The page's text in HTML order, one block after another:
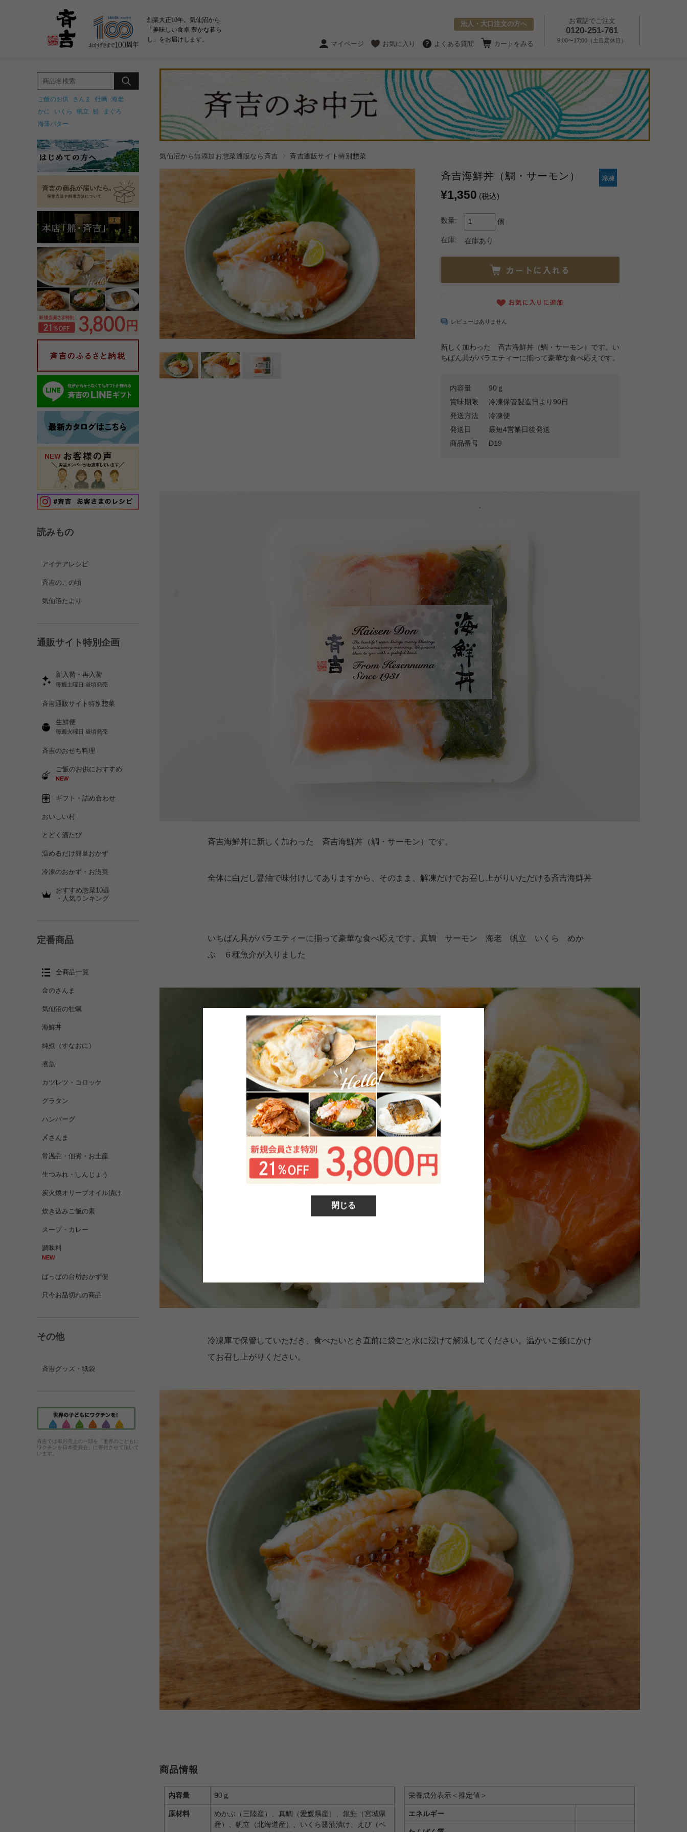
閉じる
創業大正10年。気仙沼から
「美味しい食卓 豊かな暮ら
し」をお届けします。
お電話でご注文
0120-251-761
9:00〜17:00（土日定休日）
法人・大口注文の方へ
マイページ お気に入り よくある質問 カートをみる
気仙沼から無添加お惣菜通販なら斉吉 斉吉通販サイト特別惣菜
斉吉海鮮丼（鯛・サーモン）
¥1,350 (税込)
数量: 個
在庫: 在庫あり
レビューはありません
新しく加わった 斉吉海鮮丼（鯛・サーモン）です。い
ちばん具がバラエティーに揃って豪華な食べ応えです。
内容量
90ｇ
賞味期限
冷凍保管製造日より90日
発送方法
冷凍便
発送日
最短4営業日後発送
商品番号
D19
斉吉海鮮丼に新しく加わった 斉吉海鮮丼（鯛・サーモン）です。
全体に白だし醤油で味付けしてありますから、そのまま、解凍だけでお召し上がりいただける斉吉海鮮丼
いちばん具がバラエティーに揃って豪華な食べ応えです。真鯛 サーモン 海老 帆立 いくら めか
ぶ ６種魚介が入りました
冷凍庫で保管していただき、食べたいとき直前に袋ごと水に浸けて解凍してください。温かいご飯にかけ
てお召し上がりください。
商品情報
内容量 90ｇ
原材料
めかぶ（三陸産）、真鯛（愛媛県産）、銀鮭（宮城県
産）、帆立（北海道産）、いくら醤油漬け、えび（ベ
栄養成分表示＜推定値＞
エネルギー
ご飯のお供 さんま 牡蠣 海老
かに
いくら 帆立 鮭
まぐろ
海藻バター
読みもの
アイデアレシピ
斉吉のこの頃
気仙沼たより
通販サイト特別企画
新入荷・再入荷
毎週土曜日 昼頃発売
斉吉通販サイト特別惣菜
生鮮便
毎週火曜日 昼頃発売
斉吉のおせち料理
ご飯のお供におすすめ
NEW
ギフト・詰め合わせ
おいしい村
とどく酒たび
温めるだけ簡単おかず
冷凍のおかず・お惣菜
おすすめ惣菜10選
・人気ランキング
定番商品
全商品一覧
金のさんま
気仙沼の牡蠣
海鮮丼
純煮（すなおに）
煮魚
カツレツ・コロッケ
グラタン
ハンバーグ
〆さんま
常温品・佃煮・お土産
生つみれ・しんじょう
炭火焼オリーブオイル漬け
炊き込みご飯の素
スープ・カレー
調味料
NEW
ばっぱの台所おかず便
只今お品切れの商品
その他
斉吉グッズ・紙袋
斉吉では毎月売上の一部を「世界のこどもに
ワクチンを日本委員会」に寄付させて頂いて
います。